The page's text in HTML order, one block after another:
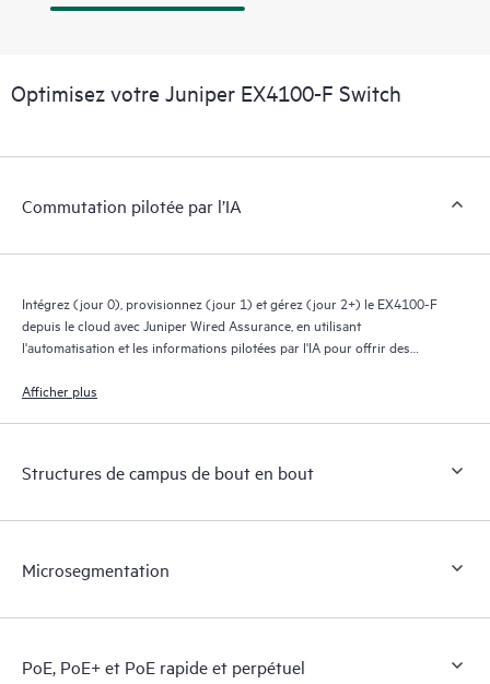
Optimisez votre Juniper EX4100-F Switch
Commutation pilotée par l’IA
Intégrez (jour 0), provisionnez (jour 1) et gérez (jour 2+) le EX4100-F
depuis le cloud avec Juniper Wired Assurance, en utilisant
l'automatisation et les informations pilotées par l'IA pour offrir des
finaux et aux appareils connectés.
Afficher plus
Structures de campus de bout en bout
Microsegmentation
PoE, PoE+ et PoE rapide et perpétuel